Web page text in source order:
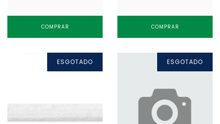
COMPRAR COMPRAR
ESGOTADO ESGOTADO